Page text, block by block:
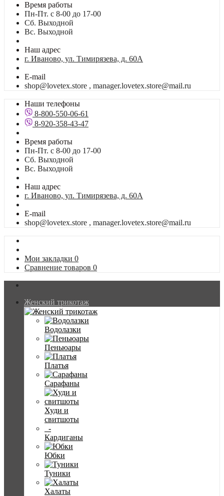
Время работы
Пн-Пт. с 8-00 до 17-00
Сб. Выходной
Вс. Выходной
Наш адрес
г. Иваново, ул. Тимирязева, д. 60А
E-mail
shop@lovetex.store , manager.lovetex.store@mail.ru
Наши телефоны
8-800-550-06-61
8-920-358-43-47
Время работы
Пн-Пт. с 8-00 до 17-00
Сб. Выходной
Вс. Выходной
Наш адрес
г. Иваново, ул. Тимирязева, д. 60А
E-mail
shop@lovetex.store , manager.lovetex.store@mail.ru
Мои закладки 0
Сравнение товаров 0
Женский трикотаж
Водолазки
Пеньюары
Платья
Сарафаны
Худи и
свитшоты
-
Кардиганы
Юбки
Туники
Халаты